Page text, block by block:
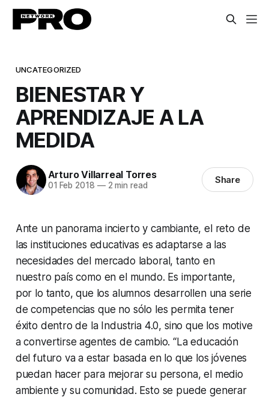
UNCATEGORIZED
BIENESTAR Y
APRENDIZAJE A LA
MEDIDA
Arturo Villarreal Torres
01 Feb 2018 —2 min read Share
Ante un panorama incierto y cambiante, el reto de
las instituciones educativas es adaptarse a las
necesidades del mercado laboral, tanto en
nuestro país como en el mundo. Es importante,
por lo tanto, que los alumnos desarrollen una serie
de competencias que no sólo les permita tener
éxito dentro de la Industria 4.0, sino que los motive
a convertirse agentes de cambio. “La educación
del futuro va a estar basada en lo que los jóvenes
puedan hacer para mejorar su persona, el medio
ambiente y su comunidad. Esto se puede generar